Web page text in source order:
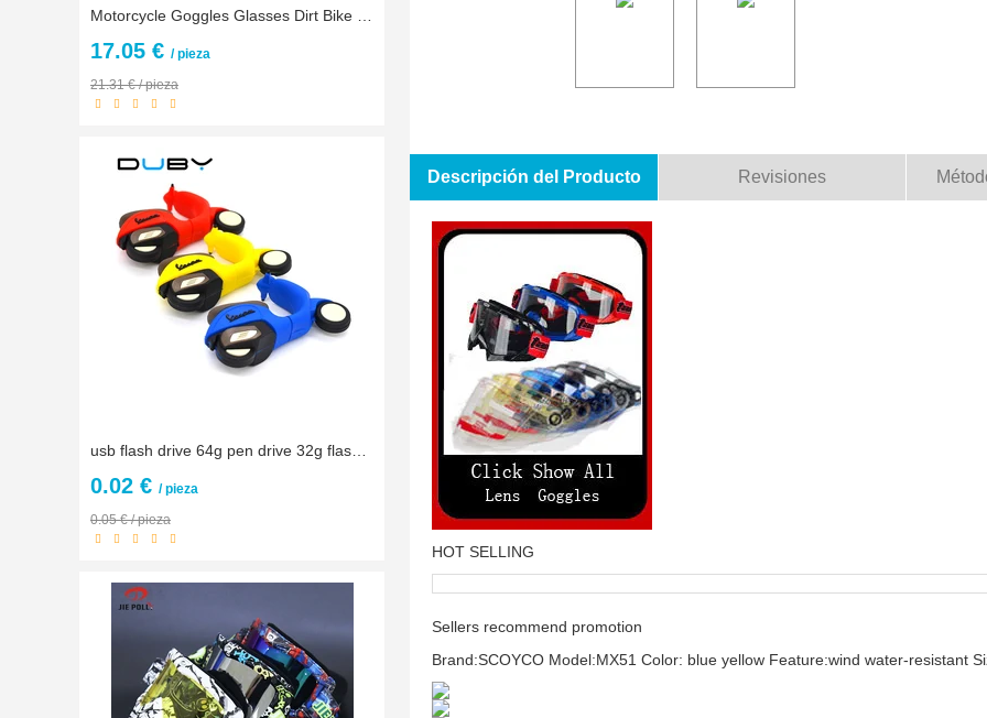
17.05 € / pieza
21.31 € / pieza
0.02 € / pieza
0.05 € / pieza
Descripción del Producto Revisiones
HOT SELLING
Sellers recommend promotion
Brand:SCOYCO Model:MX51 Color: blue yellow Feature:wind water-resistant